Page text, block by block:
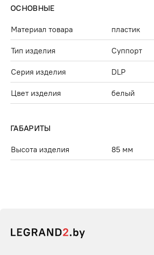
ОСНОВНЫЕ
Материал товара пластик
Тип изделия Суппорт
Серия изделия DLP
Цвет изделия белый
ГАБАРИТЫ
Высота изделия 85 мм